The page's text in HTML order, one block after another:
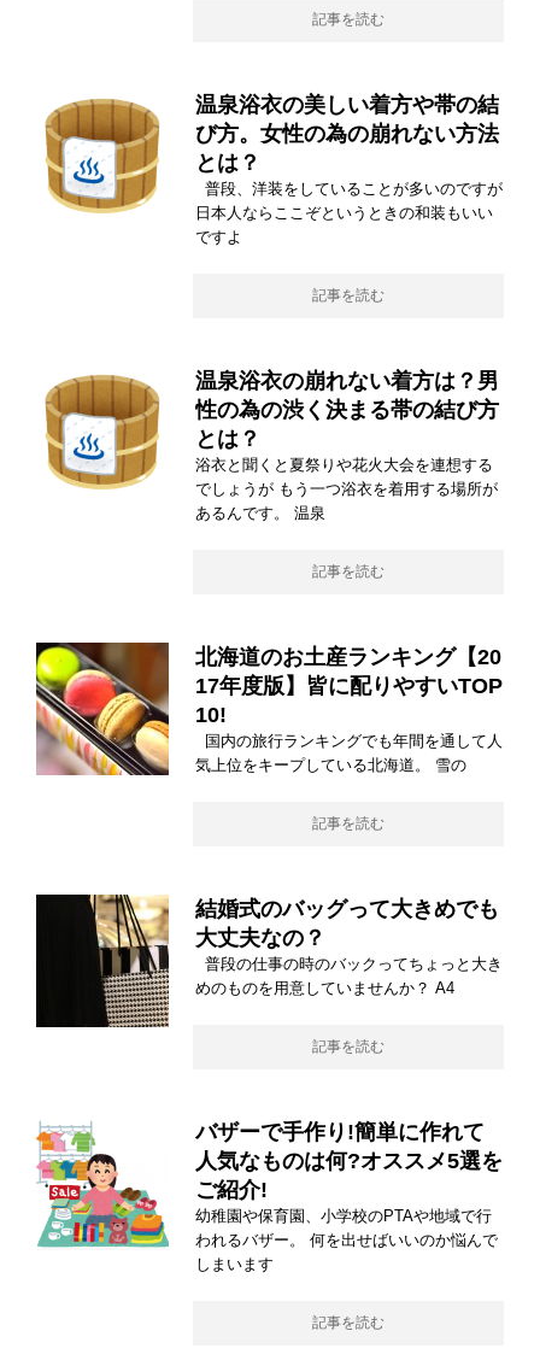
記事を読む
温泉浴衣の美しい着方や帯の結
び方。女性の為の崩れない方法
とは？
普段、洋装をしていることが多いのですが
日本人ならここぞというときの和装もいい
ですよ
記事を読む
温泉浴衣の崩れない着方は？男
性の為の渋く決まる帯の結び方
とは？
浴衣と聞くと夏祭りや花火大会を連想する
でしょうが もう一つ浴衣を着用する場所が
あるんです。 温泉
記事を読む
北海道のお土産ランキング【20
17年度版】皆に配りやすいTOP
10!
国内の旅行ランキングでも年間を通して人
気上位をキープしている北海道。 雪の
記事を読む
結婚式のバッグって大きめでも
大丈夫なの？
普段の仕事の時のバックってちょっと大き
めのものを用意していませんか？ A4
記事を読む
バザーで手作り!簡単に作れて
人気なものは何?オススメ5選を
ご紹介!
幼稚園や保育園、小学校のPTAや地域で行
われるバザー。 何を出せばいいのか悩んで
しまいます
記事を読む